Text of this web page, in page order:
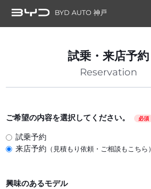
BYD AUTO 神戸
試乗・来店予約
Reservation
ご希望の内容を選択してください。 必須
試乗予約
来店予約 （見積もり依頼・ご相談もこちら）
興味のあるモデル